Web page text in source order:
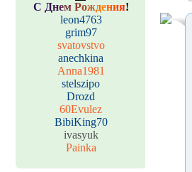
С Днем Рождения!
leon4763
grim97
svatovstvo
anechkina
Anna1981
stelszipo
Drozd
60Evulez
BibiKing70
ivasyuk
Painka